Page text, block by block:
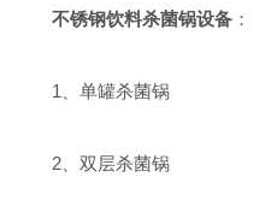
不锈钢饮料杀菌锅设备 ：
1、单罐杀菌锅
2、双层杀菌锅